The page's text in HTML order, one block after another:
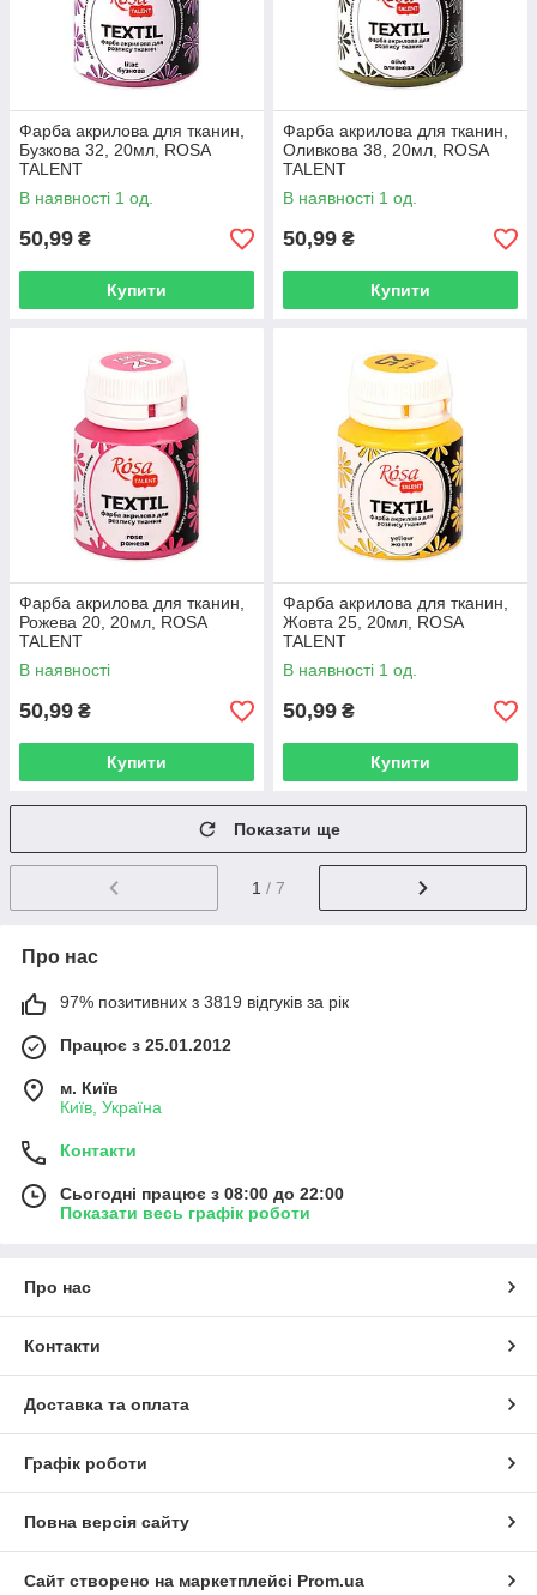
Фарба акрилова для тканин,
Бузкова 32, 20мл, ROSA
TALENT
В наявності 1 од.
50,99 ₴
Купити
Фарба акрилова для тканин,
Оливкова 38, 20мл, ROSA
TALENT
В наявності 1 од.
50,99 ₴
Купити
Фарба акрилова для тканин,
Рожева 20, 20мл, ROSA
TALENT
В наявності
50,99 ₴
Купити
Фарба акрилова для тканин,
Жовта 25, 20мл, ROSA
TALENT
В наявності 1 од.
50,99 ₴
Купити
Показати ще
1 / 7
Про нас
97% позитивних з 3819 відгуків за рік
Працює з 25.01.2012
м. Київ
Київ, Україна
Контакти
Сьогодні працює з 08:00 до 22:00
Показати весь графік роботи
Про нас
Контакти
Доставка та оплата
Графік роботи
Повна версія сайту
Сайт створено на маркетплейсі Prom.ua